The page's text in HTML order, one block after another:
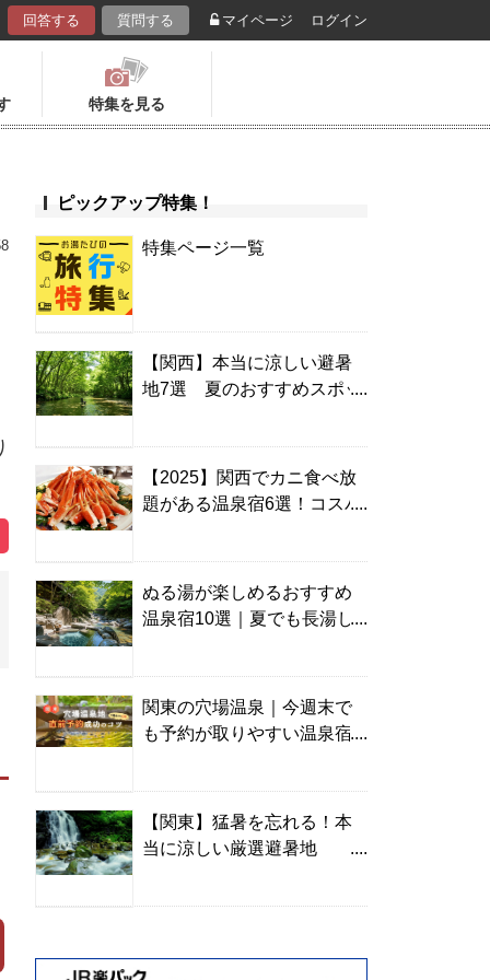
回答する 質問する マイページ ログイン
特集を見る
ピックアップ特集！
特集ページ一覧
【関西】本当に涼しい避暑
地7選 夏のおすすめスポッ
【2025】関西でカニ食べ放
題がある温泉宿6選！コスパ
ぬる湯が楽しめるおすすめ
温泉宿10選｜夏でも長湯し
関東の穴場温泉｜今週末で
も予約が取りやすい温泉宿
【関東】猛暑を忘れる！本
当に涼しい厳選避暑地